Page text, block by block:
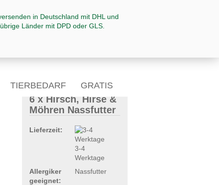
TIERBEDARF GRATIS
♛ ALLERGIEN
6 x Hirsch, Hirse &
Möhren Nassfutter
Lieferzeit:
3-4
Werktage
Allergiker
geeignet:
Nassfutter